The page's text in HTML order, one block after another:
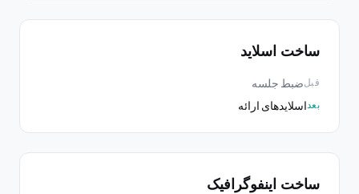
ساخت اسلاید
قبلضبط جلسه
بعداسلایدهای ارائه
ساخت اینفوگرافیک